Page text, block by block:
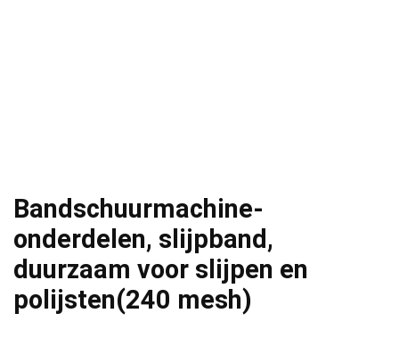
Bandschuurmachine-
onderdelen, slijpband,
duurzaam voor slijpen en
polijsten(240 mesh)